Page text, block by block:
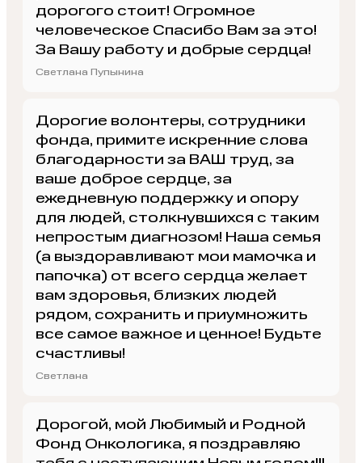
дорогого стоит! Огромное
человеческое Спасибо Вам за это!
За Вашу работу и добрые сердца!
Светлана Пупынина
Дорогие волонтеры, сотрудники
фонда, примите искренние слова
благодарности за ВАШ труд, за
ваше доброе сердце, за
ежедневную поддержку и опору
для людей, столкнувшихся с таким
непростым диагнозом! Наша семья
(а выздоравливают мои мамочка и
папочка) от всего сердца желает
вам здоровья, близких людей
рядом, сохранить и приумножить
все самое важное и ценное! Будьте
счастливы!
Светлана
Дорогой, мой Любимый и Родной
Фонд Онкологика, я поздравляю